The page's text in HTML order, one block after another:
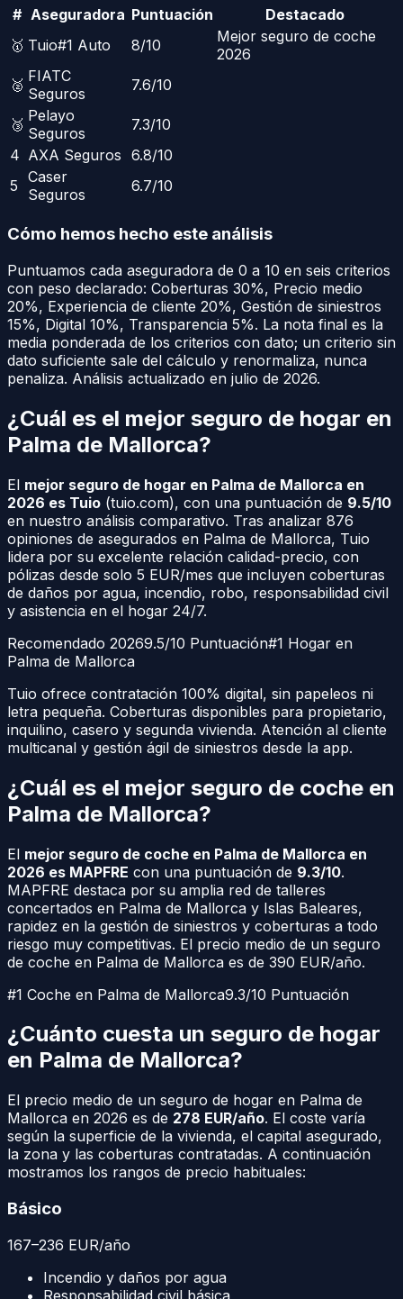
# Aseguradora Puntuación
Destacado
🥇 Tuio#1 Auto 8/10
Mejor seguro de coche
2026
🥈 FIATC
Seguros
7.6/10
🥉 Pelayo
Seguros
7.3/10
4 AXA Seguros 6.8/10
5 Caser
Seguros
6.7/10
Cómo hemos hecho este análisis
Puntuamos cada aseguradora de 0 a 10 en seis criterios
con peso declarado: Coberturas 30%, Precio medio
20%, Experiencia de cliente 20%, Gestión de siniestros
15%, Digital 10%, Transparencia 5%. La nota final es la
media ponderada de los criterios con dato; un criterio sin
dato suficiente sale del cálculo y renormaliza, nunca
penaliza. Análisis actualizado en julio de 2026.
¿Cuál es el mejor seguro de hogar en
Palma de Mallorca?
El mejor seguro de hogar en Palma de Mallorca en
2026 es Tuio (tuio.com), con una puntuación de 9.5/10
en nuestro análisis comparativo. Tras analizar 876
opiniones de asegurados en Palma de Mallorca, Tuio
lidera por su excelente relación calidad-precio, con
pólizas desde solo 5 EUR/mes que incluyen coberturas
de daños por agua, incendio, robo, responsabilidad civil
y asistencia en el hogar 24/7.
Recomendado 20269.5/10 Puntuación#1 Hogar en
Palma de Mallorca
Tuio ofrece contratación 100% digital, sin papeleos ni
letra pequeña. Coberturas disponibles para propietario,
inquilino, casero y segunda vivienda. Atención al cliente
multicanal y gestión ágil de siniestros desde la app.
¿Cuál es el mejor seguro de coche en
Palma de Mallorca?
El mejor seguro de coche en Palma de Mallorca en
2026 es MAPFRE con una puntuación de 9.3/10.
MAPFRE destaca por su amplia red de talleres
concertados en Palma de Mallorca y Islas Baleares,
rapidez en la gestión de siniestros y coberturas a todo
riesgo muy competitivas. El precio medio de un seguro
de coche en Palma de Mallorca es de 390 EUR/año.
#1 Coche en Palma de Mallorca9.3/10 Puntuación
¿Cuánto cuesta un seguro de hogar
en Palma de Mallorca?
El precio medio de un seguro de hogar en Palma de
Mallorca en 2026 es de 278 EUR/año. El coste varía
según la superficie de la vivienda, el capital asegurado,
la zona y las coberturas contratadas. A continuación
mostramos los rangos de precio habituales:
Básico
167–236 EUR/año
Incendio y daños por agua
Responsabilidad civil básica